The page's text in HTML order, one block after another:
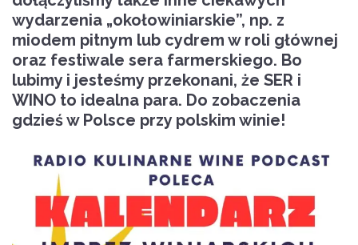
wydarzenia „okołowiniarskie”, np. z
miodem pitnym lub cydrem w roli głównej
oraz festiwale sera farmerskiego. Bo
lubimy i jesteśmy przekonani, że SER i
WINO to idealna para. Do zobaczenia
gdzieś w Polsce przy polskim winie!